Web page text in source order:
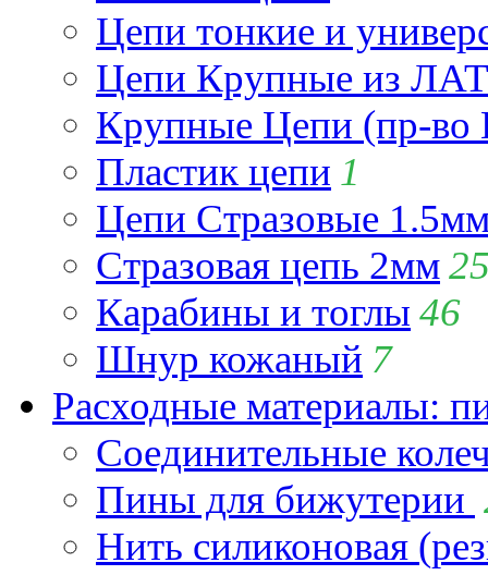
Цепи тонкие и
Цепи Крупные из
Крупные Цепи (пр-во
Пластик цепи 1
Цепи Стразовые
Стразовая цепь 2мм
Карабины и тоглы 46
Шнур кожаный 7
Расходные материалы:
Соединительные
Пины для бижутерии
Нить силиконовая